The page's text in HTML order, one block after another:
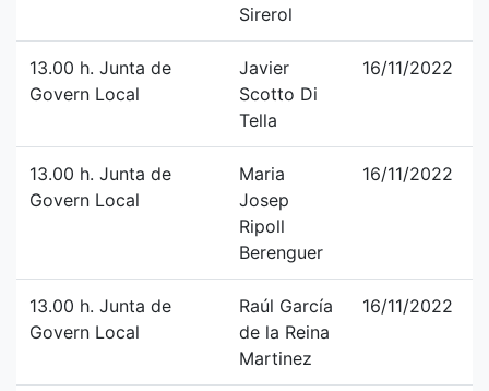
Sirerol
13.00 h. Junta de
Govern Local
Javier
Scotto Di
Tella
16/11/2022
13.00 h. Junta de
Govern Local
Maria
Josep
Ripoll
Berenguer
16/11/2022
13.00 h. Junta de
Govern Local
Raúl García
de la Reina
Martinez
16/11/2022